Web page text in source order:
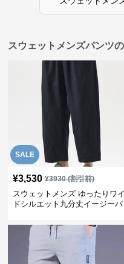
スウェットメンズパンツ
SALE
¥3,530 ¥3930(割引前)
スウェットメンズ ゆったりワイ
ドシルエット九分丈イージーパ